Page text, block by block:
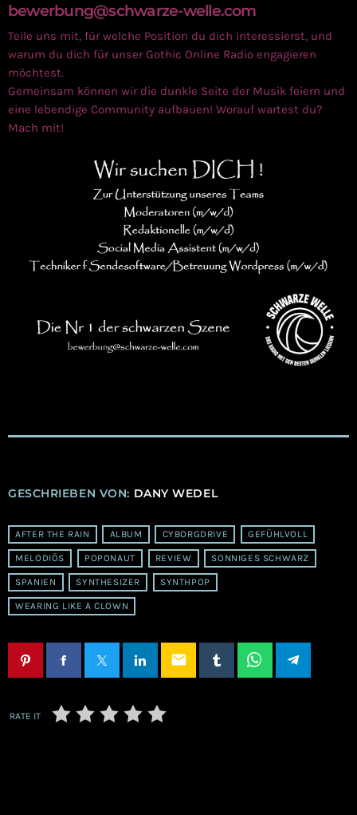
bewerbung@schwarze-welle.com
Teile uns mit, für welche Position du dich interessierst, und
warum du dich für unser Gothic Online Radio engagieren
möchtest.
Gemeinsam können wir die dunkle Seite der Musik feiern und
eine lebendige Community aufbauen! Worauf wartest du?
Mach mit!
GESCHRIEBEN VON: DANY WEDEL
AFTER THE RAIN ALBUM CYBORGDRIVE GEFÜHLVOLL
MELODIÖS POPONAUT REVIEW SONNIGES SCHWARZ
SPANIEN SYNTHESIZER SYNTHPOP
WEARING LIKE A CLOWN
email
RATE IT